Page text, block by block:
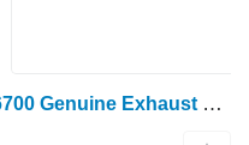
Глушитель Ford 5600, 6600, 6700 Genuine Exhaust Box Silencer D6NN5230B для трактора колесного Ford 5600